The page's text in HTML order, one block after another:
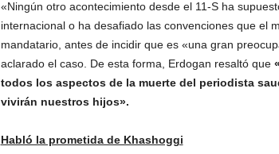
«Ningún otro acontecimiento desde el 11-S ha
internacional o ha desafiado las convenciones que el
mandatario, antes de incidir que es «una gran
aclarado el caso. De esta forma, Erdogan resaltó que
todos los aspectos de la muerte del periodista
vivirán nuestros hijos».
Habló la prometida de Khashoggi